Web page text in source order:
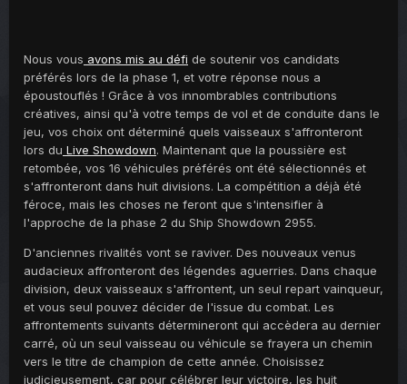
Nous vous avons mis au défi de soutenir vos candidats
préférés lors de la phase 1, et votre réponse nous a
époustouflés ! Grâce à vos innombrables contributions
créatives, ainsi qu'à votre temps de vol et de conduite dans le
jeu, vos choix ont déterminé quels vaisseaux s'affronteront
lors du Live Showdown. Maintenant que la poussière est
retombée, vos 16 véhicules préférés ont été sélectionnés et
s'affronteront dans huit divisions. La compétition a déjà été
féroce, mais les choses ne feront que s'intensifier à
l'approche de la phase 2 du Ship Showdown 2955.
D'anciennes rivalités vont se raviver. Des nouveaux venus
audacieux affronteront des légendes aguerries. Dans chaque
division, deux vaisseaux s'affrontent, un seul repart vainqueur,
et vous seul pouvez décider de l'issue du combat. Les
affrontements suivants détermineront qui accèdera au dernier
carré, où un seul vaisseau ou véhicule se frayera un chemin
vers le titre de champion de cette année. Choisissez
judicieusement, car pour célébrer leur victoire, les huit